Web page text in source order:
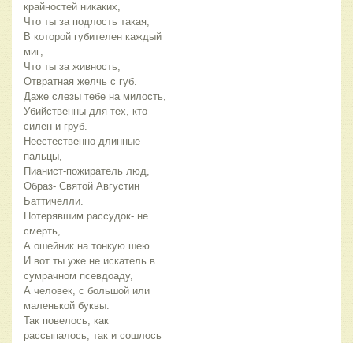
крайностей никаких,
Что ты за подлость такая,
В которой губителен каждый
миг;
Что ты за живность,
Отвратная желчь с губ.
Даже слезы тебе на милость,
Убийственны для тех, кто
силен и груб.
Неестественно длинные
пальцы,
Пианист-пожиратель люд,
Образ- Святой Августин
Баттичелли.
Потерявшим рассудок- не
смерть,
А ошейник на тонкую шею.
И вот ты уже не искатель в
сумрачном псевдоаду,
А человек, с большой или
маленькой буквы.
Так повелось, как
рассыпалось, так и сошлось